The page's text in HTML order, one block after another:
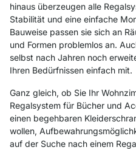
hinaus überzeugen alle
Stabilität und eine einfache
Bauweise passen sie sich an
und Formen problemlos an.
selbst nach Jahren noch
Ihren Bedürfnissen einfach mit.
Ganz gleich, ob Sie Ihr
Regalsystem für Bücher und
einen begehbaren
wollen,
auf der Suche nach einem